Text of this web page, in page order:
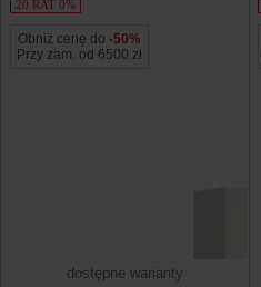
20 RAT 0%
Obniż cenę do -50%
Przy zam. od 6500 zł
dostępne warianty